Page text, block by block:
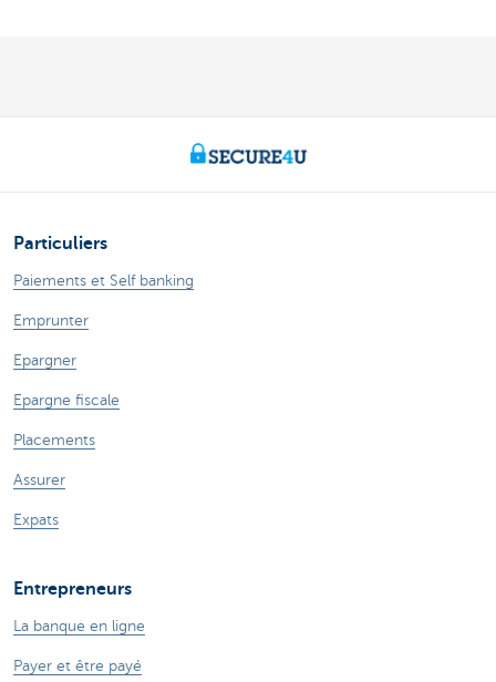
Particuliers
Paiements et Self banking
Emprunter
Epargner
Epargne fiscale
Placements
Assurer
Expats
Entrepreneurs
La banque en ligne
Payer et être payé